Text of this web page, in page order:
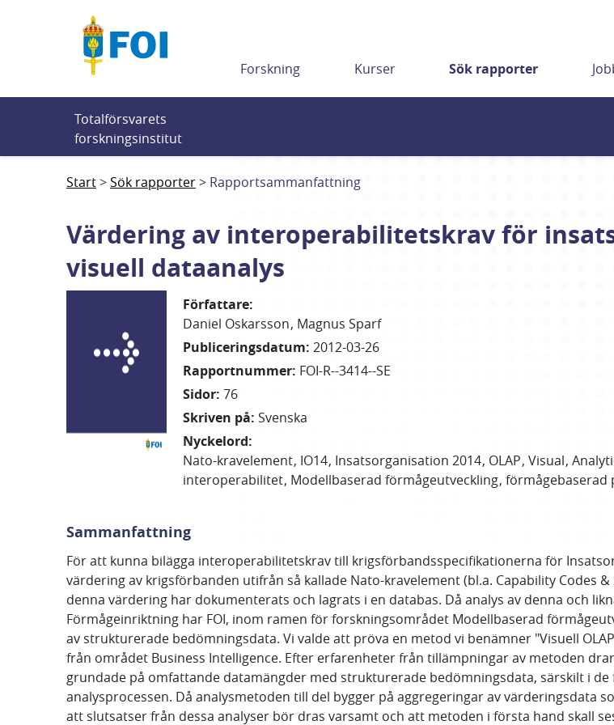
Forskning Kurser Sök rapporter
Totalförsvarets
forskningsinstitut
Start Sök rapporter Rapportsammanfattning
Värdering av interoperabilitetskrav för
visuell dataanalys
Författare:
Daniel Oskarsson Magnus Sparf
Publiceringsdatum: 2012-03-26
Rapportnummer: FOI-R--3414--SE
Sidor: 76
Skriven på: Svenska
Nyckelord:
Nato-kravelement IO14 Insatsorganisation 2014 OLAP Visual
interoperabilitet Modellbaserad förmågeutveckling förmågebaserad
Sammanfattning
För att kunna bilägga interoperabilitetskrav till krigsförbandsspecifikationerna för
värdering av krigsförbanden utifrån så kallade Nato-kravelement (bl.a. Capability Codes
denna värdering har dokumenterats och lagrats i en databas. Då analys av denna och
Förmågeinriktning har FOI, inom ramen för forskningsområdet Modellbaserad
av strukturerade bedömningsdata. Vi valde att pröva en metod vi benämner "Visuell
från området Business Intelligence. Efter erfarenheter från tillämpningar av metoden
grundade på omfattande datamängder med strukturerade bedömningsdata, särskilt i
analysprocessen. Då analysmetoden till del bygger på aggregeringar av
att slutsatser från dessa analyser bör dras varsamt och att metoden i första hand skall